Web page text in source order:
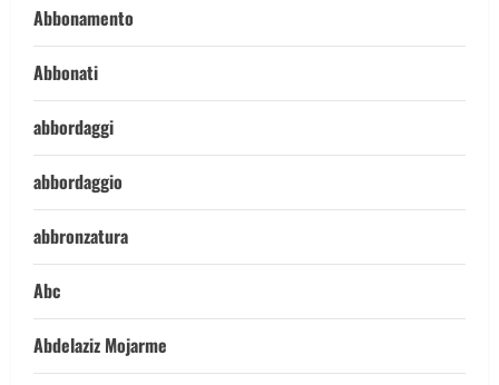
Abbonamento
Abbonati
abbordaggi
abbordaggio
abbronzatura
Abc
Abdelaziz Mojarme